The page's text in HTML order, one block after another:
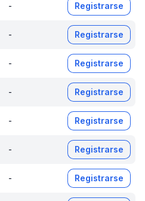
- Registrarse
- Registrarse
- Registrarse
- Registrarse
- Registrarse
- Registrarse
- Registrarse